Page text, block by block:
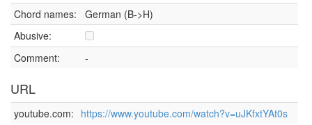
Chord names:
German (B->H)
Abusive:
Comment:
-
URL
youtube.com: https://www.youtube.com/watch?v=uJKfxtYAt0s